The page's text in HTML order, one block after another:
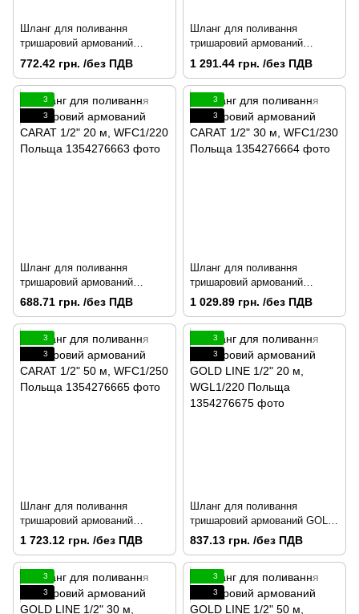
Шланг для поливання
тришаровий армований
BLACK COLOUR 1/2" 30 м,
WBC1/230 Польща
772.42 грн. /без ПДВ
Шланг для поливання
тришаровий армований
BLACK COLOUR 1/2" 50 м,
WBC1/250 Польща
1 291.44 грн. /без ПДВ
3
3
Шланг для поливання
тришаровий армований
CARAT 1/2" 20 м, WFC1/220
688.71 грн. /без ПДВ
3
3
Шланг для поливання
тришаровий армований
CARAT 1/2" 30 м, WFC1/230
1 029.89 грн. /без ПДВ
3
3
Шланг для поливання
тришаровий армований
CARAT 1/2" 50 м, WFC1/250
1 723.12 грн. /без ПДВ
3
3
Шланг для поливання
тришаровий армований GOLD
LINE 1/2" 20 м, WGL1/220
837.13 грн. /без ПДВ
3
3
3
3